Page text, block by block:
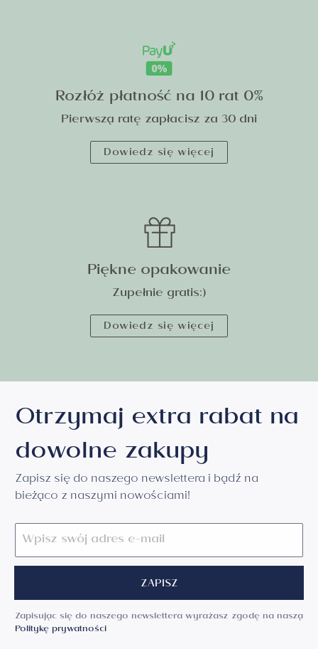
Rozłóż płatność na 10 rat 0%
Pierwszą ratę zapłacisz za 30 dni
Dowiedz się więcej
Piękne opakowanie
Zupełnie gratis:)
Dowiedz się więcej
Otrzymaj extra rabat na
dowolne zakupy
Zapisz się do naszego newslettera i bądź na
bieżąco z naszymi nowościami!
ZAPISZ
Zapisując się do naszego newslettera wyrażasz zgodę na naszą
Politykę prywatności